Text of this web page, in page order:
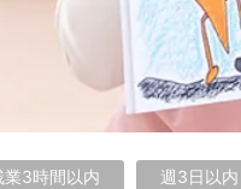
業3時間以内 週3日以内